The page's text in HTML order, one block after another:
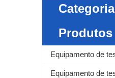
Produtos
Equipamento de
Equipamento de